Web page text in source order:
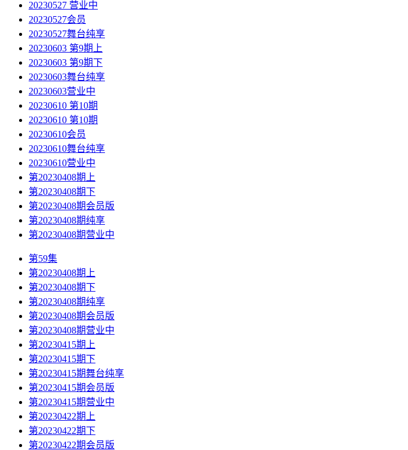
20230527 营业中
20230527会员
20230527舞台纯享
20230603 第9期上
20230603 第9期下
20230603舞台纯享
20230603营业中
20230610 第10期
20230610 第10期
20230610会员
20230610舞台纯享
20230610营业中
第20230408期上
第20230408期下
第20230408期会员版
第20230408期纯享
第20230408期营业中
第59集
第20230408期上
第20230408期下
第20230408期纯享
第20230408期会员版
第20230408期营业中
第20230415期上
第20230415期下
第20230415期舞台纯享
第20230415期会员版
第20230415期营业中
第20230422期上
第20230422期下
第20230422期会员版